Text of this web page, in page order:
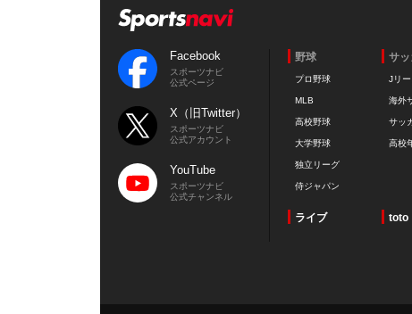
Facebook
スポーツナビ
公式ページ
X（旧Twitter）
スポーツナビ
公式アカウント
YouTube
スポーツナビ
公式チャンネル
野球
プロ野球
MLB
高校野球
大学野球
独立リーグ
侍ジャパン
サ
Jリ
海外
サッ
高校
ライブ toto